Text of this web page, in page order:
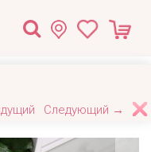
Следующий →